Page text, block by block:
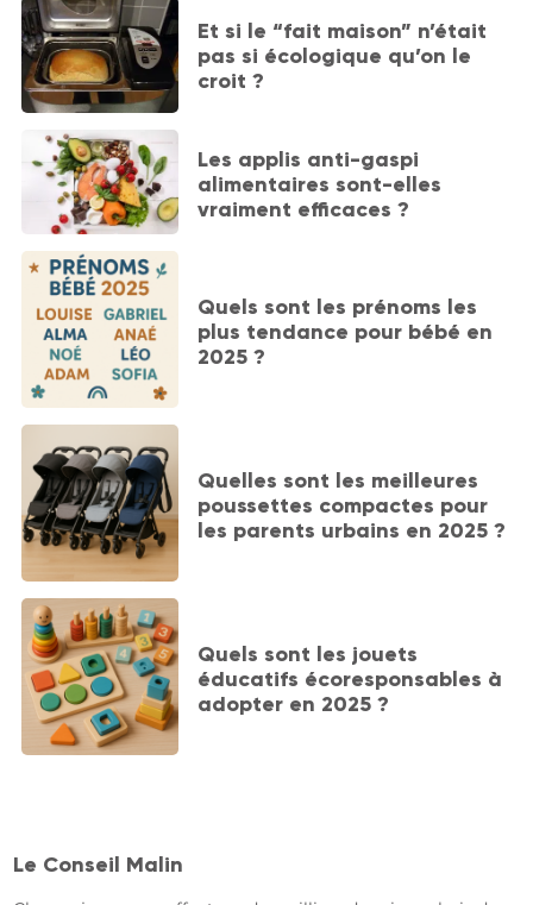
Et si le “fait maison” n’était
pas si écologique qu’on le
croit ?
Les applis anti-gaspi
alimentaires sont-elles
vraiment efficaces ?
Quels sont les prénoms les
plus tendance pour bébé en
2025 ?
Quelles sont les meilleures
poussettes compactes pour
les parents urbains en 2025 ?
Quels sont les jouets
éducatifs écoresponsables à
adopter en 2025 ?
Le Conseil Malin